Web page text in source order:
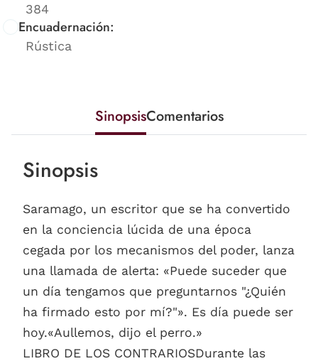
384
Encuadernación:
Rústica
SinopsisComentarios
Sinopsis
Saramago, un escritor que se ha convertido
en la conciencia lúcida de una época
cegada por los mecanismos del poder, lanza
una llamada de alerta: «Puede suceder que
un día tengamos que preguntarnos "¿Quién
ha firmado esto por mí?"». Es día puede ser
hoy.«Aullemos, dijo el perro.»
LIBRO DE LOS CONTRARIOSDurante las